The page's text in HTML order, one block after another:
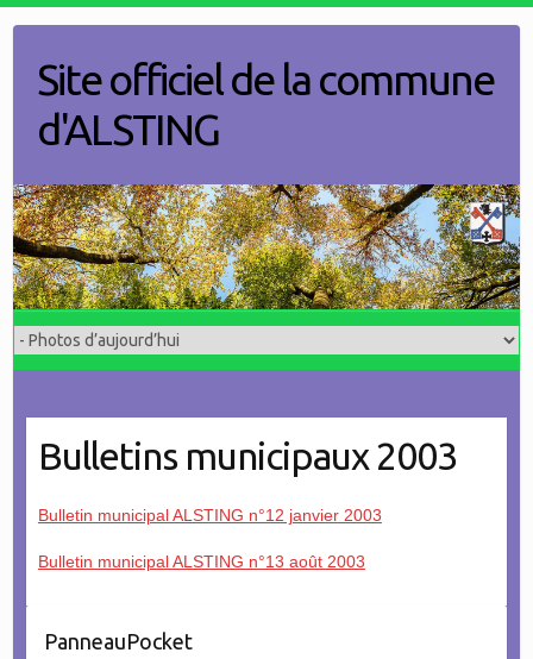
contentSite officiel de la commune
d'ALSTING
Bulletins municipaux 2003
Bulletin municipal ALSTING n°12 janvier 2003
Bulletin municipal ALSTING n°13 août 2003
PanneauPocket